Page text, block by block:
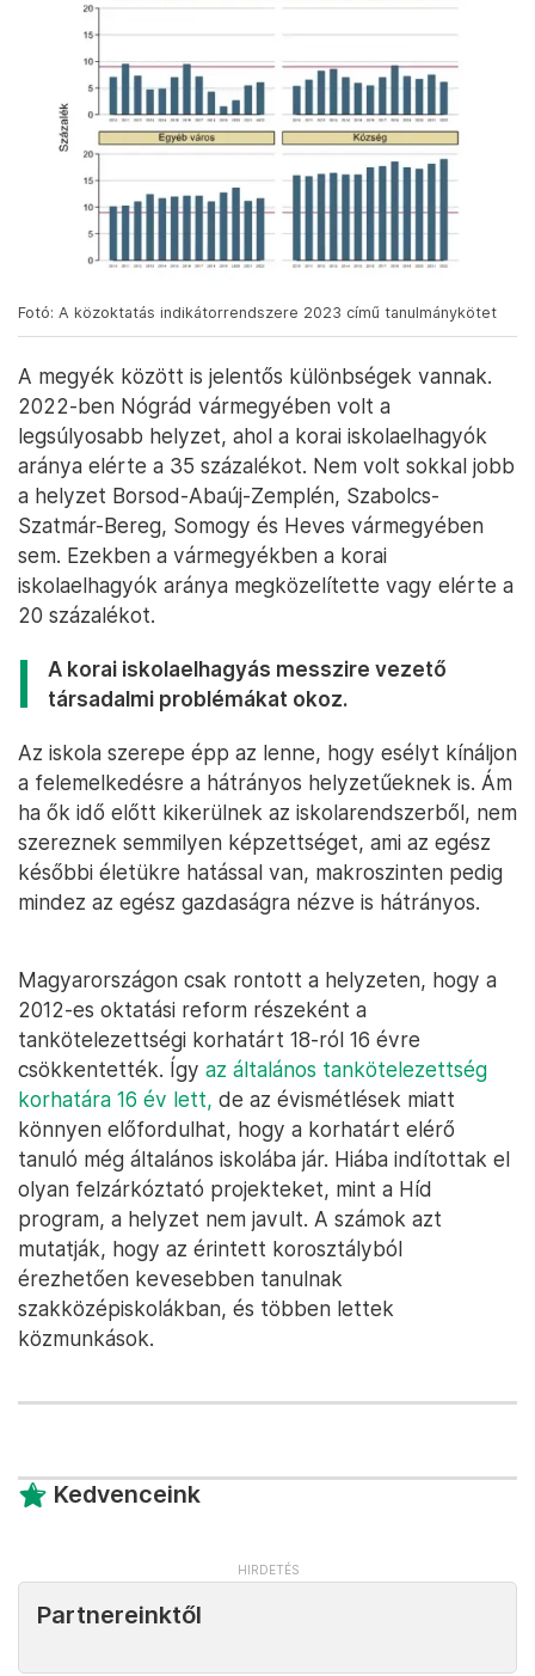
Fotó: A közoktatás indikátorrendszere 2023 című tanulmánykötet
A megyék között is jelentős különbségek vannak.
2022-ben Nógrád vármegyében volt a
legsúlyosabb helyzet, ahol a korai iskolaelhagyók
aránya elérte a 35 százalékot. Nem volt sokkal jobb
a helyzet Borsod-Abaúj-Zemplén, Szabolcs-
Szatmár-Bereg, Somogy és Heves vármegyében
sem. Ezekben a vármegyékben a korai
iskolaelhagyók aránya megközelítette vagy elérte a
20 százalékot.
A korai iskolaelhagyás messzire vezető
társadalmi problémákat okoz.
Az iskola szerepe épp az lenne, hogy esélyt kínáljon
a felemelkedésre a hátrányos helyzetűeknek is. Ám
ha ők idő előtt kikerülnek az iskolarendszerből, nem
szereznek semmilyen képzettséget, ami az egész
későbbi életükre hatással van, makroszinten pedig
mindez az egész gazdaságra nézve is hátrányos.
Magyarországon csak rontott a helyzeten, hogy a
2012-es oktatási reform részeként a
tankötelezettségi korhatárt 18-ról 16 évre
csökkentették. Így az általános tankötelezettség
korhatára 16 év lett, de az évismétlések miatt
könnyen előfordulhat, hogy a korhatárt elérő
tanuló még általános iskolába jár. Hiába indítottak el
olyan felzárkóztató projekteket, mint a Híd
program, a helyzet nem javult. A számok azt
mutatják, hogy az érintett korosztályból
érezhetően kevesebben tanulnak
szakközépiskolákban, és többen lettek
közmunkások.
Kedvenceink
Partnereinktől